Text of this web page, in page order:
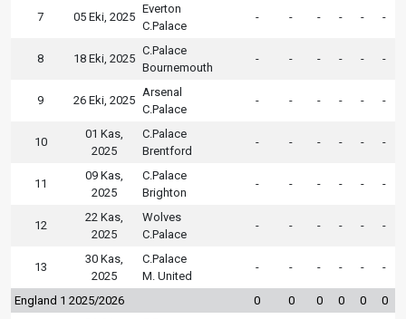
7 05 Eki, 2025
Everton
C.Palace
- - - - - -
8 18 Eki, 2025
C.Palace
Bournemouth
- - - - - -
9 26 Eki, 2025
Arsenal
C.Palace
- - - - - -
10
01 Kas,
2025
C.Palace
Brentford
- - - - - -
11
09 Kas,
2025
C.Palace
Brighton
- - - - - -
12
22 Kas,
2025
Wolves
C.Palace
- - - - - -
13
30 Kas,
2025
C.Palace
M. United
- - - - - -
England 1 2025/2026 0 0 0 0 0 0